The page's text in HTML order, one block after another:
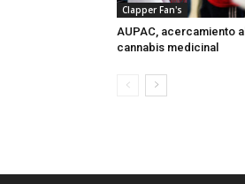
Clapper Fan's
AUPAC, acercamiento al
cannabis medicinal